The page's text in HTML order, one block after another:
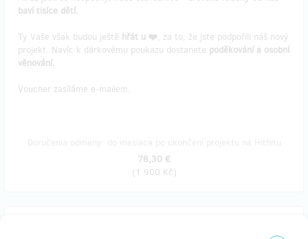
baví tisíce dětí.
Ty Vaše však budou ještě hřát u ❤️, za to, že jste podpořili náš nový
projekt. Navíc k dárkovému poukazu dostanete poděkování a osobní
věnování.
Voucher zasíláme e-mailem.
78,30 €
(1 900 Kč)